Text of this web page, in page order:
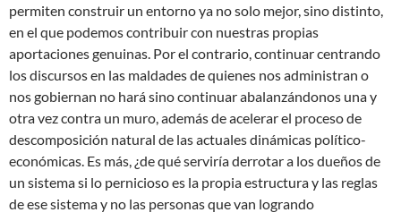
permiten construir un entorno ya no solo mejor, sino distinto,
en el que podemos contribuir con nuestras propias
aportaciones genuinas. Por el contrario, continuar centrando
los discursos en las maldades de quienes nos administran o
nos gobiernan no hará sino continuar abalanzándonos una y
otra vez contra un muro, además de acelerar el proceso de
descomposición natural de las actuales dinámicas político-
económicas. Es más, ¿de qué serviría derrotar a los dueños de
un sistema si lo pernicioso es la propia estructura y las reglas
de ese sistema y no las personas que van logrando